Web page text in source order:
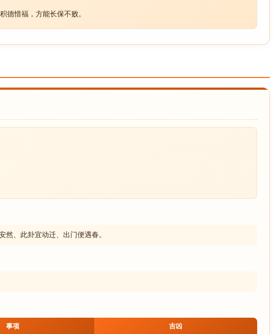
德惜福，方能长保不败。
、此卦宜动迁、出门便遇春。
事项 吉凶